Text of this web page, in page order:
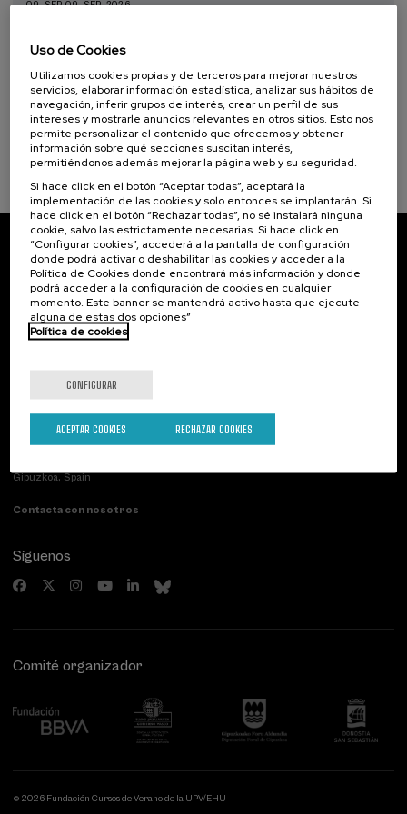
09. SEP-09. SEP, 2026
Protección y Evaluación del Medio
Ambiente
10 h. Español Euskera .
...
DESDE 20 €
Últimas
plazas
Gratuito
Fecha
pasada
Lista
de
espera
Plazo
de
matrícula
finalizado
Suscríbete a nuestro boletín
Inscríbete para ser el primero/a en recibir las
novedades de UIK.
Suscribirse
Contacto
Palacio Miramar
Paseo de Miraconcha, 48
Gipuzkoa, Spain
Contacta con nosotros
Actividades anteriores
Síguenos
Comité organizador
© 2026 Fundación Cursos de Verano de la UPV/EHU
Uso de Cookies
Utilizamos cookies propias y de terceros para mejorar nuestros
servicios, elaborar información estadística, analizar sus hábitos de
navegación, inferir grupos de interés, crear un perfil de sus
intereses y mostrarle anuncios relevantes en otros sitios. Esto nos
permite personalizar el contenido que ofrecemos y obtener
información sobre qué secciones suscitan interés,
permitiéndonos además mejorar la página web y su seguridad.
Si hace click en el botón “Aceptar todas”, aceptará la
implementación de las cookies y solo entonces se implantarán. Si
hace click en el botón “Rechazar todas”, no sé instalará ninguna
cookie, salvo las estrictamente necesarias. Si hace click en
“Configurar cookies”, accederá a la pantalla de configuración
donde podrá activar o deshabilitar las cookies y acceder a la
Política de Cookies donde encontrará más información y donde
podrá acceder a la configuración de cookies en cualquier
momento. Este banner se mantendrá activo hasta que ejecute
alguna de estas dos opciones”
Política de cookies
CONFIGURAR
RECHAZAR COOKIES
ACEPTAR COOKIES